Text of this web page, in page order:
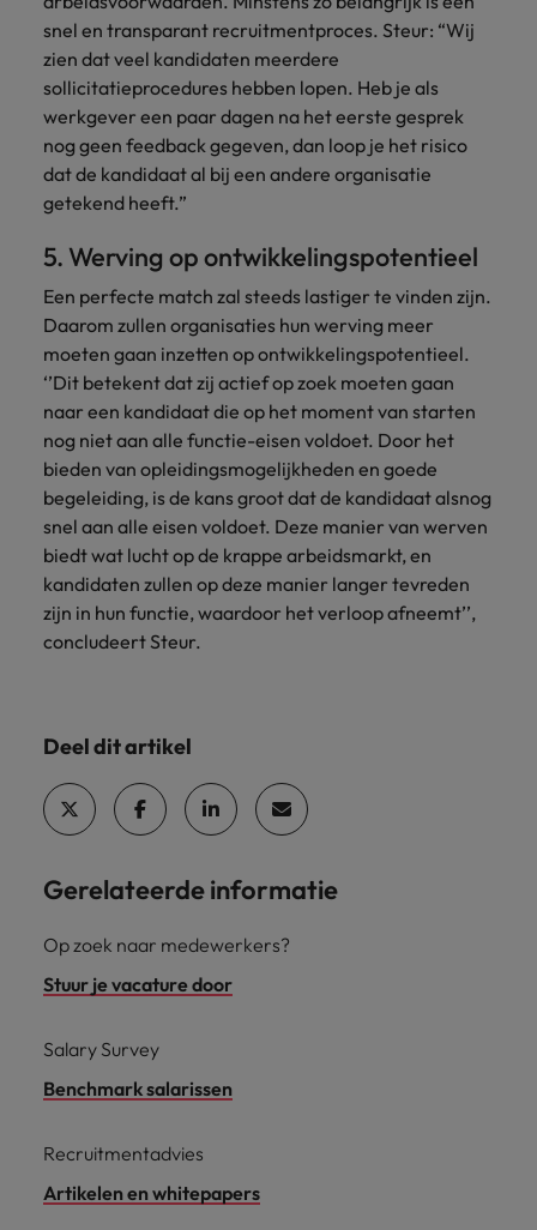
snel en transparant recruitmentproces. Steur: “Wij
zien dat veel kandidaten meerdere
sollicitatieprocedures hebben lopen. Heb je als
werkgever een paar dagen na het eerste gesprek
nog geen feedback gegeven, dan loop je het risico
dat de kandidaat al bij een andere organisatie
getekend heeft.”
5. Werving op ontwikkelingspotentieel
Een perfecte match zal steeds lastiger te vinden zijn.
Daarom zullen organisaties hun werving meer
moeten gaan inzetten op ontwikkelingspotentieel.
‘’Dit betekent dat zij actief op zoek moeten gaan
naar een kandidaat die op het moment van starten
nog niet aan alle functie-eisen voldoet. Door het
bieden van opleidingsmogelijkheden en goede
begeleiding, is de kans groot dat de kandidaat alsnog
snel aan alle eisen voldoet. Deze manier van werven
biedt wat lucht op de krappe arbeidsmarkt, en
kandidaten zullen op deze manier langer tevreden
zijn in hun functie, waardoor het verloop afneemt’’,
concludeert Steur.
Deel dit artikel
Gerelateerde informatie
Op zoek naar medewerkers?
Stuur je vacature door
Salary Survey
Benchmark salarissen
Recruitmentadvies
Artikelen en whitepapers